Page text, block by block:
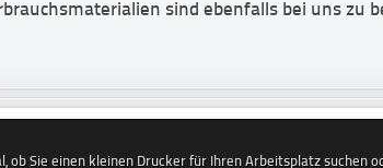
sind ebenfalls bei uns zu
ob Sie einen kleinen Drucker für Ihren Arbeitsplatz suchen